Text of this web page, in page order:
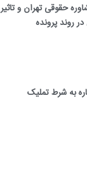
حقوقی تهران و تاثیر
روند پرونده
به شرط تملیک